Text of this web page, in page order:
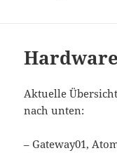
Aktuelle
nach unten:
– Gateway01,